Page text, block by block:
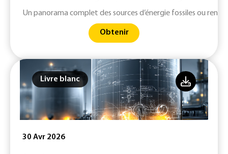
Un panorama complet des sources d’énergie fossiles ou
Obtenir
Livre blanc
30 Avr 2026